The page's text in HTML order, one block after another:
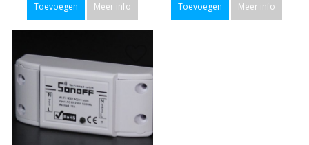
Toevoegen Meer info Toevoegen Meer info